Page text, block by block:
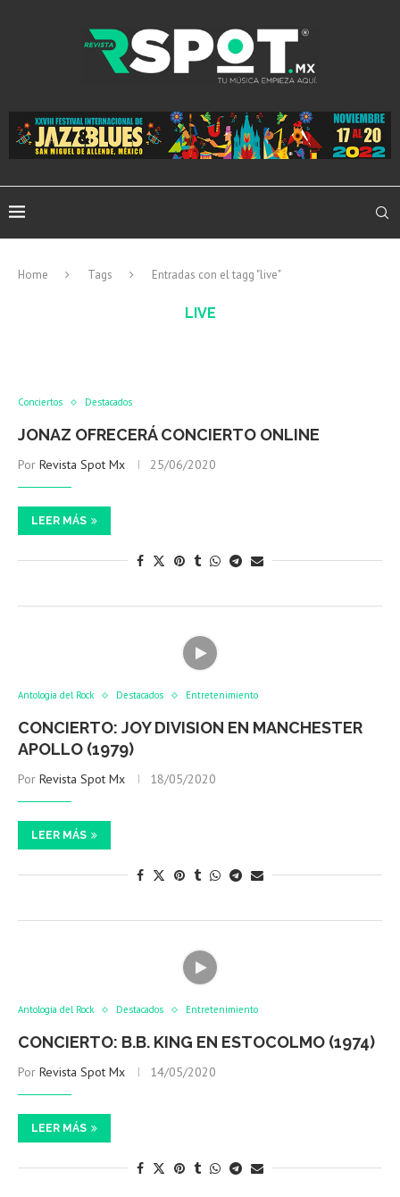
Home Tags Entradas con el tagg "live"
LIVE
Conciertos Destacados
JONAZ OFRECERÁ CONCIERTO ONLINE
Por Revista Spot Mx 25/06/2020
LEER MÁS
Antología del Rock Destacados Entretenimiento
CONCIERTO: JOY DIVISION EN MANCHESTER
APOLLO (1979)
Por Revista Spot Mx 18/05/2020
LEER MÁS
Antología del Rock Destacados Entretenimiento
CONCIERTO: B.B. KING EN ESTOCOLMO (1974)
Por Revista Spot Mx 14/05/2020
LEER MÁS